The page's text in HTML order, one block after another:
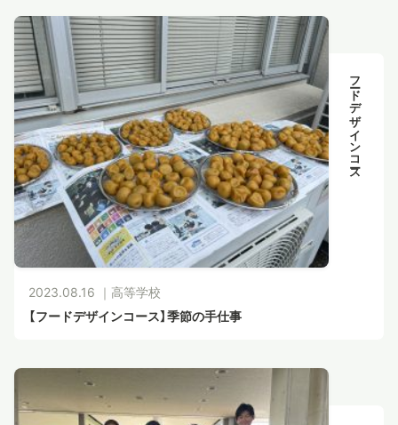
フードデザインコース
2023.08.16 ｜ 高等学校
【フードデザインコース】季節の手仕事